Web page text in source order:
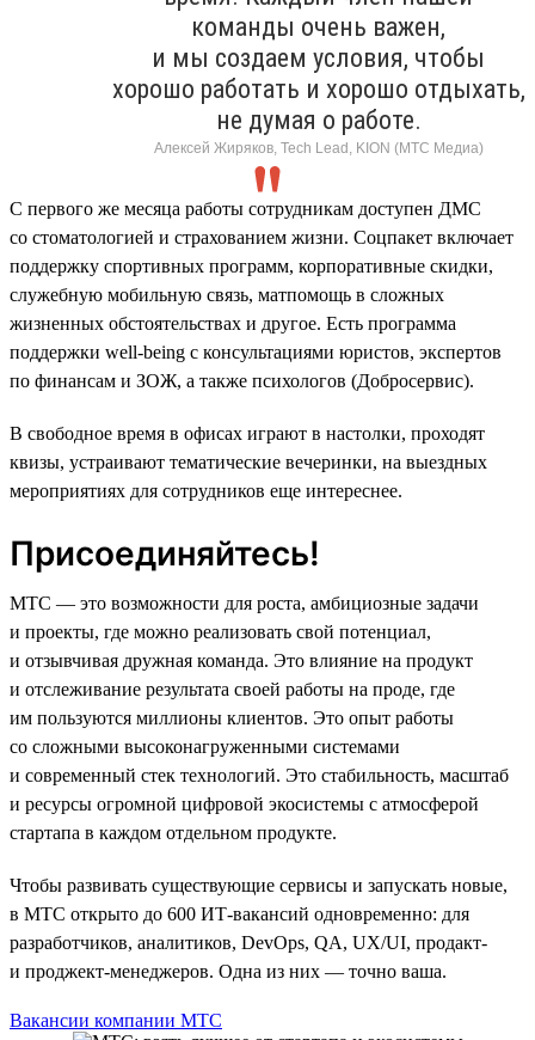
команды очень важен,
и мы создаем условия, чтобы
хорошо работать и хорошо отдыхать,
не думая о работе.
Алексей Жиряков, Tech Lead, KION (МТС Медиа)
С первого же месяца работы сотрудникам доступен ДМС
со стоматологией и страхованием жизни. Соцпакет включает
поддержку спортивных программ, корпоративные скидки,
служебную мобильную связь, матпомощь в сложных
жизненных обстоятельствах и другое. Есть программа
поддержки well-being с консультациями юристов, экспертов
по финансам и ЗОЖ, а также психологов (Добросервис).
В свободное время в офисах играют в настолки, проходят
квизы, устраивают тематические вечеринки, на выездных
мероприятиях для сотрудников еще интереснее.
Присоединяйтесь!
МТС — это возможности для роста, амбициозные задачи
и проекты, где можно реализовать свой потенциал,
и отзывчивая дружная команда. Это влияние на продукт
и отслеживание результата своей работы на проде, где
им пользуются миллионы клиентов. Это опыт работы
со сложными высоконагруженными системами
и современный стек технологий. Это стабильность, масштаб
и ресурсы огромной цифровой экосистемы с атмосферой
стартапа в каждом отдельном продукте.
Чтобы развивать существующие сервисы и запускать новые,
в МТС открыто до 600 ИТ-вакансий одновременно: для
разработчиков, аналитиков, DevOps, QA, UX/UI, продакт-
и проджект-менеджеров. Одна из них — точно ваша.
Вакансии компании МТС